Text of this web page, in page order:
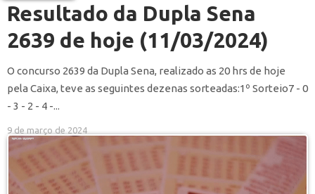
Resultado da Dupla Sena
2639 de hoje (11/03/2024)
O concurso 2639 da Dupla Sena, realizado as 20 hrs de hoje
pela Caixa, teve as seguintes dezenas sorteadas:1º Sorteio7 - 0
- 3 - 2 - 4 -...
9 de março de 2024